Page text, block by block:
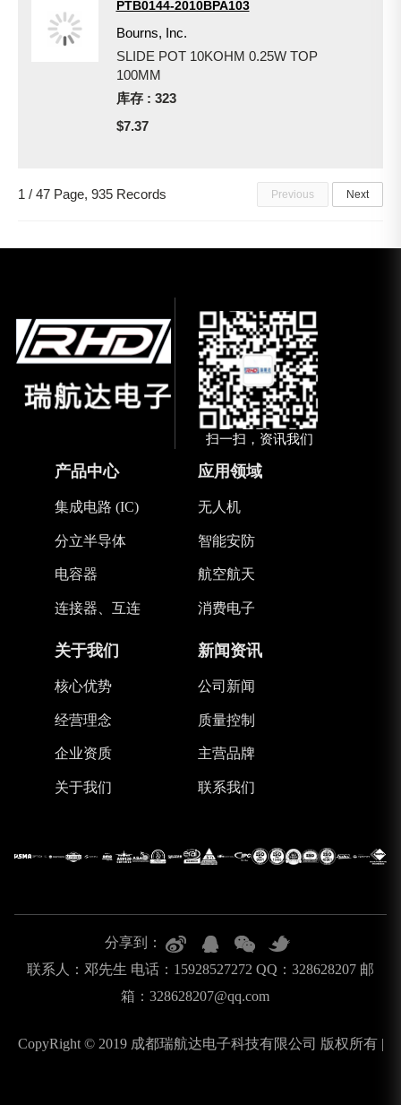
PTB0144-2010BPA103
Bourns, Inc.
SLIDE POT 10KOHM 0.25W TOP
100MM
库存 : 323
$7.37
1 / 47 Page, 935 Records Previous Next
扫一扫，资讯我们
产品中心
集成电路 (IC)
分立半导体
电容器
连接器、互连
应用领域
无人机
智能安防
航空航天
消费电子
关于我们
核心优势
经营理念
企业资质
关于我们
新闻资讯
公司新闻
质量控制
主营品牌
联系我们
分享到：
联系人：邓先生 电话：15928527272 QQ：328628207 邮
箱：328628207@qq.com
CopyRight © 2019 成都瑞航达电子科技有限公司 版权所有 |